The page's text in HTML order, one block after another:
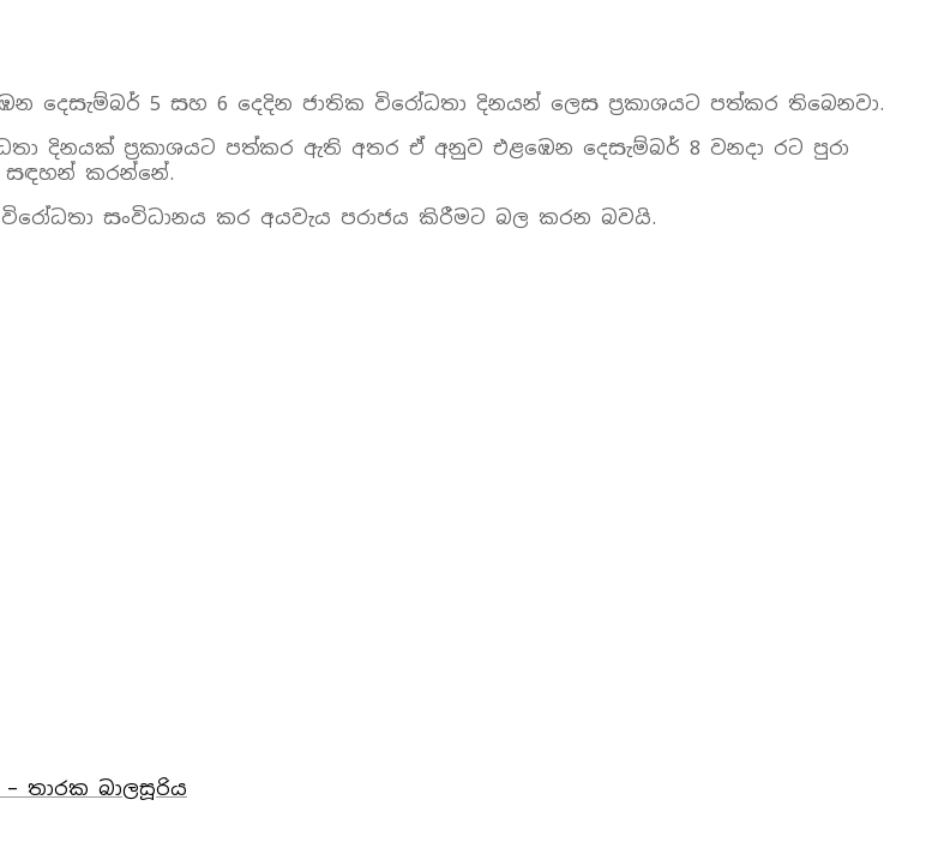
5 සහ 6 දෙදින ජාතික විරෝධතා දිනයන් ලෙස ප්‍රකාශයට පත්කර තිබෙනවා.
දිනයක් ප්‍රකාශයට පත්කර ඇති අතර ඒ අනුව එළඹෙන දෙසැම්බර් 8 වනදා රට පුරා
සඳහන් කරන්නේ.
සංවිධානය කර අයවැය පරාජය කිරීමට බල කරන බවයි.
තාරක බාලසූරිය